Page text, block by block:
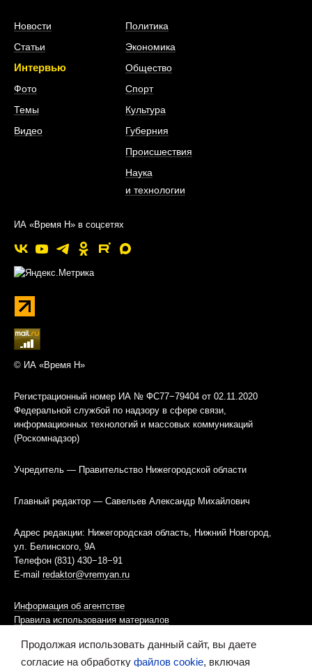
Новости
Статьи
Интервью
Фото
Темы
Видео
Политика
Экономика
Общество
Спорт
Культура
Губерния
Происшествия
Наука
и технологии
ИА «Время Н» в соцсетях
© ИА «Время Н»
Регистрационный номер ИА № ФС77−79404 от 02.11.2020
Федеральной службой по надзору в сфере связи,
информационных технологий и массовых коммуникаций
(Роскомнадзор)
Учредитель — Правительство Нижегородской области
Главный редактор — Савельев Александр Михайлович
Адрес редакции: Нижегородская область, Нижний Новгород,
ул. Белинского, 9А
Телефон (831) 430−18−91
E-mail redaktor@vremyan.ru
Информация об агентстве
Правила использования материалов
Информационная политика использования «cookies»-файлов
Продолжая использовать данный сайт, вы даете
согласие на обработку файлов cookie, включая